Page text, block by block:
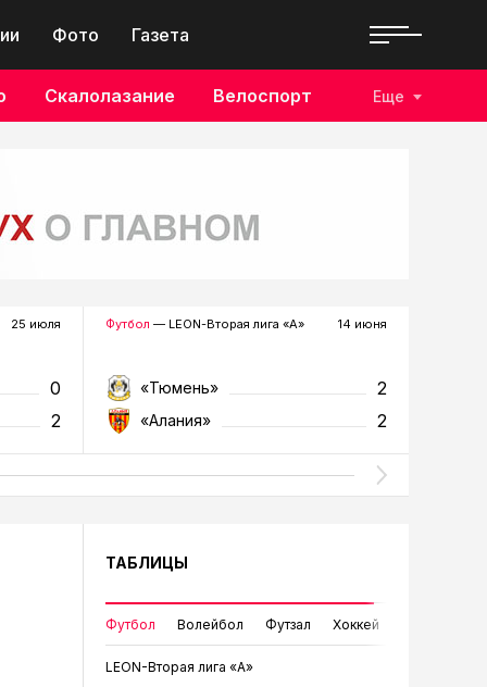
Фото Газета
Скалолазание Велоспорт Еще
25 июля
0
2
Футбол — LEON-Вторая лига «А» 14 июня
«Тюмень» 2
«Алания» 2
ТАБЛИЦЫ
Футбол Волейбол Футзал Хоккей
LEON-Вторая лига «А»